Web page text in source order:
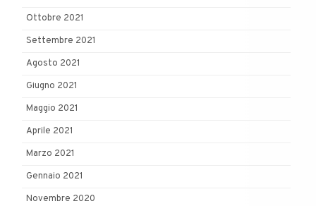
Ottobre 2021
Settembre 2021
Agosto 2021
Giugno 2021
Maggio 2021
Aprile 2021
Marzo 2021
Gennaio 2021
Novembre 2020